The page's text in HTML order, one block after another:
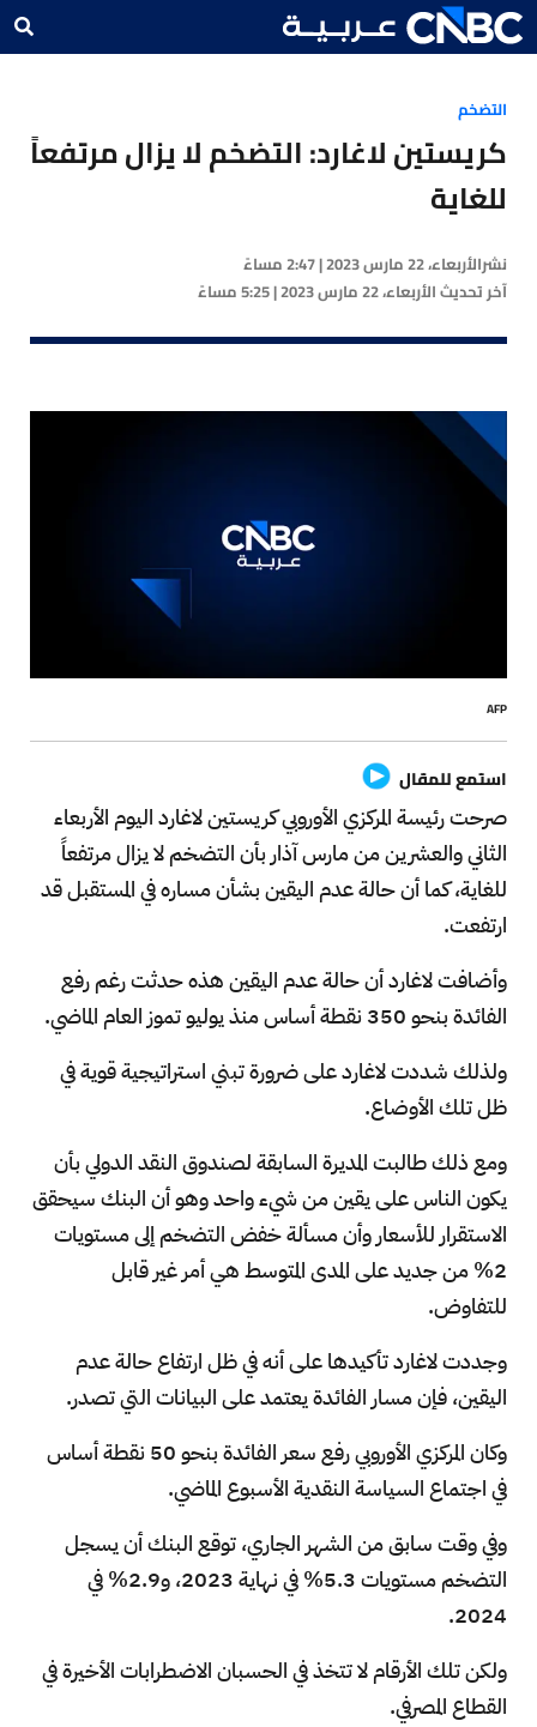
التضخم
كريستين لاغارد: التضخم لا يزال مرتفعاً
للغاية
نشرالأربعاء، 22 مارس 2023 | 2:47 مساءً
آخر تحديثالأربعاء، 22 مارس 2023 | 5:25 مساءً
AFP
استمع للمقال
صرحت رئيسة المركزي الأوروبي كريستين لاغارد اليوم الأربعاء
الثاني والعشرين من مارس آذار بأن التضخم لا يزال مرتفعاً
للغاية، كما أن حالة عدم اليقين بشأن مساره في المستقبل قد
ارتفعت.
وأضافت لاغارد أن حالة عدم اليقين هذه حدثت رغم رفع
الفائدة بنحو 350 نقطة أساس منذ يوليو تموز العام الماضي.
ولذلك شددت لاغارد على ضرورة تبني استراتيجية قوية في
ظل تلك الأوضاع.
ومع ذلك طالبت المديرة السابقة لصندوق النقد الدولي بأن
يكون الناس على يقين من شيء واحد وهو أن البنك سيحقق
الاستقرار للأسعار وأن مسألة خفض التضخم إلى مستويات
2% من جديد على المدى المتوسط هي أمر غير قابل
للتفاوض.
وجددت لاغارد تأكيدها على أنه في ظل ارتفاع حالة عدم
اليقين، فإن مسار الفائدة يعتمد على البيانات التي تصدر.
وكان المركزي الأوروبي رفع سعر الفائدة بنحو 50 نقطة أساس
في اجتماع السياسة النقدية الأسبوع الماضي.
وفي وقت سابق من الشهر الجاري، توقع البنك أن يسجل
التضخم مستويات 5.3% في نهاية 2023، و2.9% في
2024.
ولكن تلك الأرقام لا تتخذ في الحسبان الاضطرابات الأخيرة في
القطاع المصرفي.